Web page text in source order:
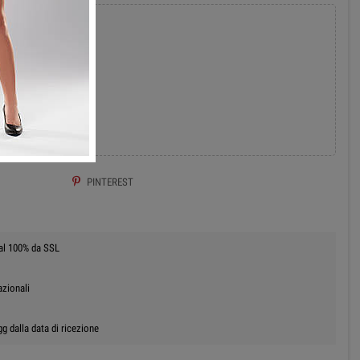
CARRELLO
PINTEREST
da SSL
dalla data di ricezione